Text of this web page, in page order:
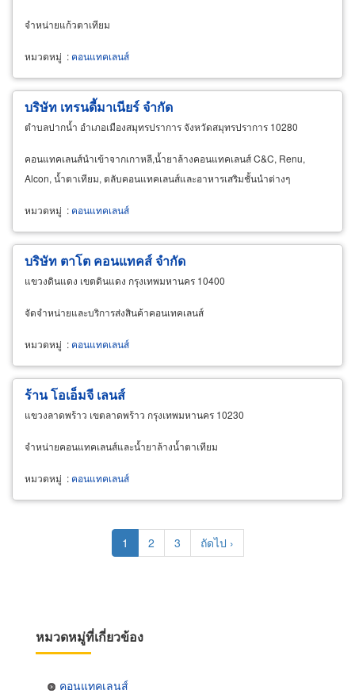
จำหน่ายแก้วตาเทียม
หมวดหมู่ : คอนแทคเลนส์
บริษัท เทรนดี้มาเนียร์ จำกัด
ตำบลปากน้ำ อำเภอเมืองสมุทรปราการ จังหวัดสมุทรปราการ 10280
คอนแทคเลนส์นำเข้าจากเกาหลี,น้ำยาล้างคอนแทคเลนส์ C&C, Renu,
Alcon, น้ำตาเทียม, ตลับคอนแทคเลนส์และอาหารเสริมชั้นนำต่างๆ
หมวดหมู่ : คอนแทคเลนส์
บริษัท ตาโต คอนแทคส์ จำกัด
แขวงดินแดง เขตดินแดง กรุงเทพมหานคร 10400
จัดจำหน่ายและบริการส่งสินค้าคอนเทคเลนส์
หมวดหมู่ : คอนแทคเลนส์
ร้าน โอเอ็มจี เลนส์
แขวงลาดพร้าว เขตลาดพร้าว กรุงเทพมหานคร 10230
จำหน่ายคอนแทคเลนส์และน้ำยาล้างน้ำตาเทียม
หมวดหมู่ : คอนแทคเลนส์
Current
page
1 Page
2 Page
3
Next
page
ถัดไป ›
หมวดหมู่ที่เกี่ยวข้อง
คอนแทคเลนส์